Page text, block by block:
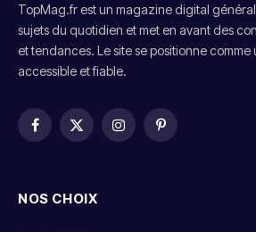
TopMag.fr est un magazine digital
sujets du quotidien et met en avant des
et tendances. Le site se positionne comme
accessible et fiable.
Facebook
X
InstagramPinterest
NOS CHOIX